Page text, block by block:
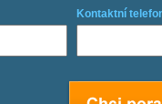
Kontaktní